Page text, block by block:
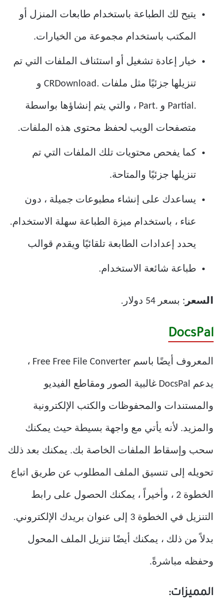
يتيح لك الطباعة باستخدام طابعات المنزل أو
المكتب باستخدام مجموعة من الخيارات.
خيار إعادة تشغيل أو استئناف الملفات التي تم
تنزيلها جزئيًا مثل ملفات .CRDownload و
.Partial و .Part ، والتي يتم إنشاؤها بواسطة
متصفحات الويب لحفظ محتوى هذه الملفات.
كما يفحص محتويات تلك الملفات التي تم
تنزيلها جزئيًا والمتاحة.
يساعدك على إنشاء مطبوعات جميلة ، دون
عناء ، باستخدام ميزة الطباعة سهلة الاستخدام.
يحدد إعدادات الطابعة تلقائيًا ويقدم قوالب
طباعة شائعة الاستخدام.
السعر : بسعر 54 دولار.
DocsPal
المعروف أيضًا باسم Free Free File Converter ،
يدعم DocsPal غالبية الصور ومقاطع الفيديو
والمستندات والمحفوظات والكتب الإلكترونية
والمزيد. لأنه يأتي مع واجهة بسيطة حيث يمكنك
سحب وإسقاط الملفات الخاصة بك. يمكنك بعد ذلك
تحويله إلى تنسيق الملف المطلوب عن طريق اتباع
الخطوة 2 ، وأخيراً ، يمكنك الحصول على رابط
التنزيل في الخطوة 3 إلى عنوان بريدك الإلكتروني.
بدلاً من ذلك ، يمكنك أيضًا تنزيل الملف المحول
وحفظه مباشرةً.
المميزات: